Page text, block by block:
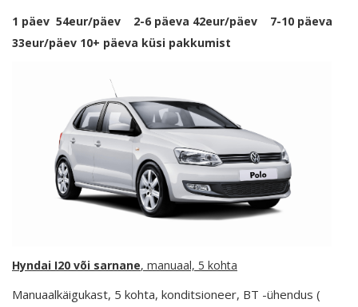
1 päev 54eur/päev 2-6 päeva 42eur/päev 7-10 päeva
33eur/päev 10+ päeva küsi pakkumist
Hyndai I20 või sarnane, manuaal, 5 kohta
Manuaalkäigukast, 5 kohta, konditsioneer, BT -ühendus (